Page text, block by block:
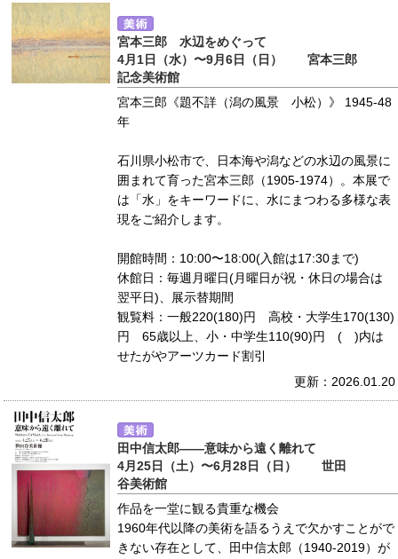
宮本三郎 水辺をめぐって
4月1日（水）〜9月6日（日） 宮本三郎
記念美術館
宮本三郎《題不詳（潟の風景 小松）》 1945-48
年
石川県小松市で、日本海や潟などの水辺の風景に
囲まれて育った宮本三郎（1905-1974）。本展で
は「水」をキーワードに、水にまつわる多様な表
現をご紹介します。
開館時間：10:00〜18:00(入館は17:30まで)
休館日：毎週月曜日(月曜日が祝・休日の場合は
翌平日)、展示替期間
観覧料：一般220(180)円 高校・大学生170(130)
円 65歳以上、小・中学生110(90)円 ( )内は
せたがやアーツカード割引
更新：2026.01.20
田中信太郎――意味から遠く離れて
4月25日（土）〜6月28日（日） 世田
谷美術館
作品を一堂に観る貴重な機会
1960年代以降の美術を語るうえで欠かすことがで
きない存在として、田中信太郎（1940-2019）が